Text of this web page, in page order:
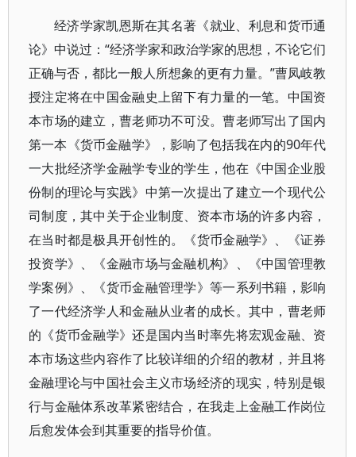
经济学家凯恩斯在其名著《就业、利息和货币通
论》中说过：“经济学家和政治学家的思想，不论它们
正确与否，都比一般人所想象的更有力量。”曹凤岐教
授注定将在中国金融史上留下有力量的一笔。中国资
本市场的建立，曹老师功不可没。曹老师写出了国内
第一本《货币金融学》，影响了包括我在内的90年代
一大批经济学金融学专业的学生，他在《中国企业股
份制的理论与实践》中第一次提出了建立一个现代公
司制度，其中关于企业制度、资本市场的许多内容，
在当时都是极具开创性的。《货币金融学》、《证券
投资学》、《金融市场与金融机构》、《中国管理教
学案例》、《货币金融管理学》等一系列书籍，影响
了一代经济学人和金融从业者的成长。其中，曹老师
的《货币金融学》还是国内当时率先将宏观金融、资
本市场这些内容作了比较详细的介绍的教材，并且将
金融理论与中国社会主义市场经济的现实，特别是银
行与金融体系改革紧密结合，在我走上金融工作岗位
后愈发体会到其重要的指导价值。